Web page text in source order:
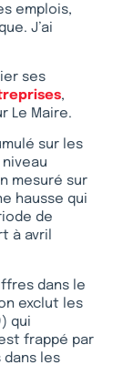
emplois,
J’ai
ses
,
Le Maire.
sur les
mesuré sur
hausse qui
de
à avril
dans le
exclut les
qui
frappé par
dans les